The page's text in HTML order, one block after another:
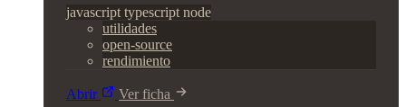
javascript typescript node
utilidades
open-source
rendimiento
Abrir Ver ficha